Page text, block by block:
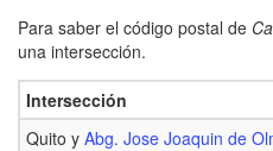
Para saber el código postal de
una intersección.
Intersección
Quito y Abg. Jose Joaquin de